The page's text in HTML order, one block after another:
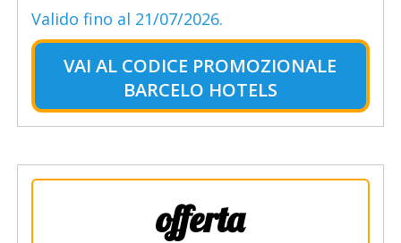
Valido fino al 21/07/2026.
VAI AL CODICE PROMOZIONALE
BARCELO HOTELS
offerta